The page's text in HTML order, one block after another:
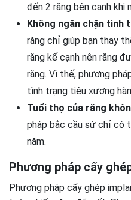
đến 2 răng bên cạnh khi
Không ngăn chặn tình
răng chỉ giúp bạn thay
răng kế cạnh nên răng
răng. Vì thế, phương
tình trạng tiêu xương
Tuổi thọ của răng
pháp bắc cầu sứ chỉ có
năm.
Phương pháp cấy
Phương pháp cấy ghép